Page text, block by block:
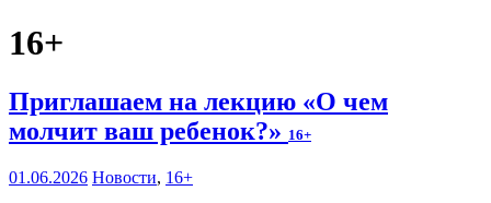
16+
Приглашаем на лекцию «О чем
молчит ваш ребенок?» 16+
01.06.2026 Новости, 16+